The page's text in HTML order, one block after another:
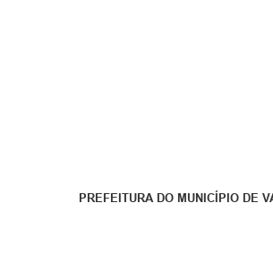
PREFEITURA DO MUNICÍPIO DE